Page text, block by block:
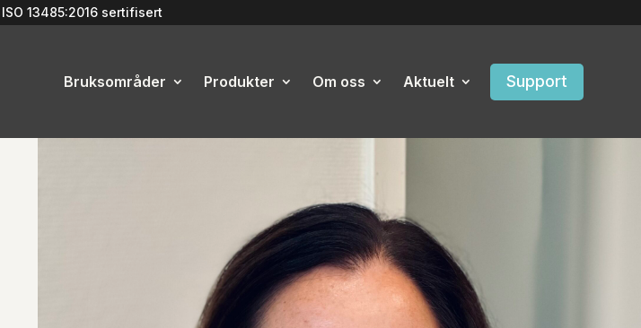
ISO 13485:2016sertifisert
Bruksområder Produkter Om oss Aktuelt Support